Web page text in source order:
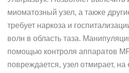
миоматозный узел, а также
требует наркоза и
волн в область таза.
помощью контроля аппаратов
повреждается, узел отмирает, на